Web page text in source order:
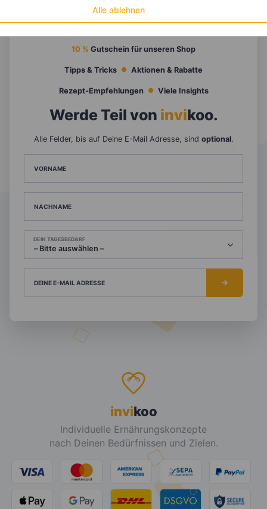
Alle ablehnen
10 % Gutschein für unseren Shop
Tipps & Tricks Aktionen & Rabatte
Rezept-Empfehlungen Viele Insights
Werde Teil von invikoo.
Alle Felder, bis auf Deine E-Mail Adresse, sind optional.
VORNAME
NACHNAME
DEIN TAGESBEDARF
DEINE E-MAIL ADRESSE
invikoo
Individuelle Ernährungskonzepte
nach Deinen Bedürfnissen und Zielen.